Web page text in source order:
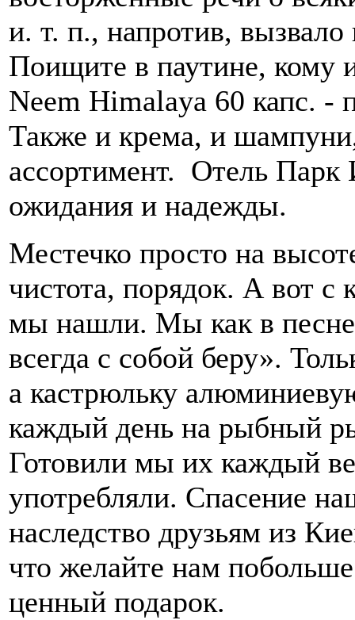
и. т. п., напротив,
Поищите в паутине, кому
Neem Himalaya 60 капс. -
Также и крема, и
ассортимент. Отель
ожидания и надежды.
Местечко просто на
чистота, порядок. А вот с
мы нашли. Мы как в песне
всегда с собой беру».
а кастрюльку
каждый день на рыбный
Готовили мы их каждый
употребляли. Спасение
наследство друзьям из
что желайте нам
ценный подарок.